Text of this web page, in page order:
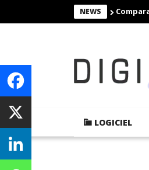
NEWS
LOGICIEL